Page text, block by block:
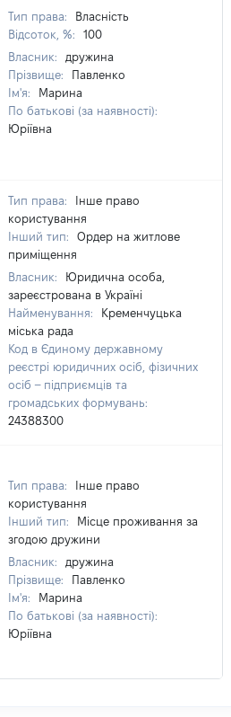
Тип права:
Власність
Відсоток, %:
100
Власник:
дружина
Прізвище:
Павленко
Ім'я:
Марина
По батькові (за наявності):
Юріївна
Тип права:
Інше право
користування
Інший тип:
Ордер на житлове
приміщення
Власник:
Юридична особа,
зареєстрована в Україні
Найменування:
Кременчуцька
міська рада
Код в Єдиному державному
реєстрі юридичних осіб, фізичних
осіб – підприємців та
громадських формувань:
24388300
Тип права:
Інше право
користування
Інший тип:
Місце проживання за
згодою дружини
Власник:
дружина
Прізвище:
Павленко
Ім'я:
Марина
По батькові (за наявності):
Юріївна